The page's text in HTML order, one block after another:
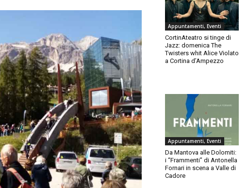
Appuntamenti, Eventi
CortinAteatro si tinge di
Jazz: domenica The
Twisters whit Alice Violato
a Cortina d’Ampezzo
Appuntamenti, Eventi
Da Mantova alle Dolomiti:
i “Frammenti” di Antonella
Fornari in scena a Valle di
Cadore